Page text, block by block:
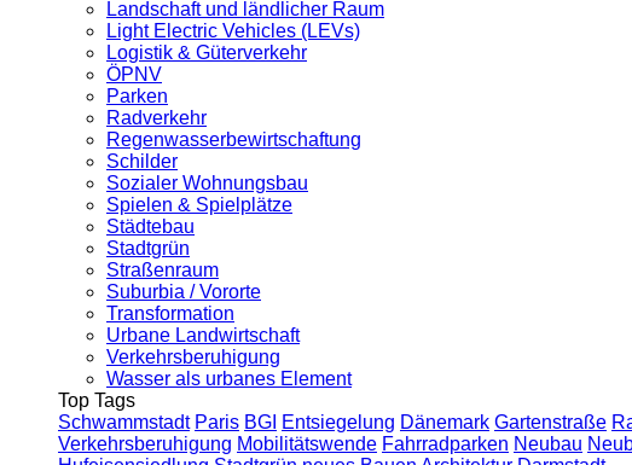
Landschaft und ländlicher Raum
Light Electric Vehicles (LEVs)
Logistik & Güterverkehr
ÖPNV
Parken
Radverkehr
Regenwasserbewirtschaftung
Schilder
Sozialer Wohnungsbau
Spielen & Spielplätze
Städtebau
Stadtgrün
Straßenraum
Suburbia / Vororte
Transformation
Urbane Landwirtschaft
Verkehrsberuhigung
Wasser als urbanes Element
Top Tags
Schwammstadt Paris BGI Entsiegelung Dänemark Gartenstraße
Verkehrsberuhigung Mobilitätswende Fahrradparken Neubau